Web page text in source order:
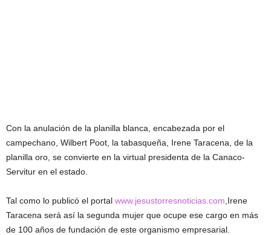
Con la anulación de la planilla blanca, encabezada por el
campechano, Wilbert Poot, la tabasqueña, Irene Taracena, de la
planilla oro, se convierte en la virtual presidenta de la Canaco-
Servitur en el estado.
Tal como lo publicó el portal www.jesustorresnoticias.com ,Irene
Taracena será así la segunda mujer que ocupe ese cargo en más
de 100 años de fundación de este organismo empresarial.